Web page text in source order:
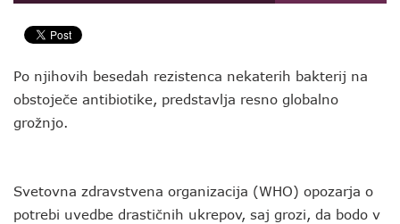
Po njihovih besedah rezistenca nekaterih bakterij na
obstoječe antibiotike, predstavlja resno globalno
grožnjo.
Svetovna zdravstvena organizacija (WHO) opozarja o
potrebi uvedbe drastičnih ukrepov, saj grozi, da bodo v